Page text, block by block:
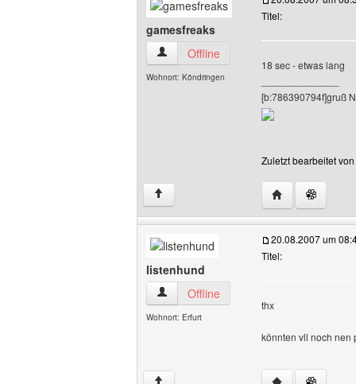
gamesfreaks
gamesfreaks Benutzer-Profile anzeigen
Offline
Wohnort: Köndringen
Titel:
18 sec - etwas lang
[b:786390794f]gruß
Zuletzt bearbeitet
↑ Website dieses
listenhund
listenhund Benutzer-Profile anzeigen
Offline
Wohnort: Erfurt
20.08.2007 um
Titel:
thx
könnten vll noch nen
Website dieses